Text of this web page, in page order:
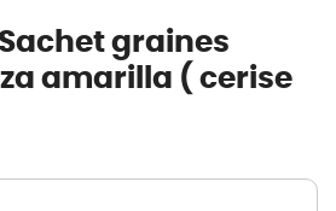
Sachet graines
amarilla ( cerise